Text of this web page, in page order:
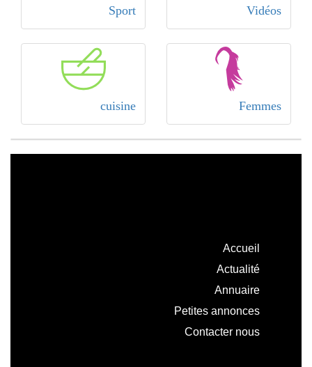
Vidéos
Sport
Femmes
cuisine
Accueil
Actualité
Annuaire
Petites annonces
Contacter nous